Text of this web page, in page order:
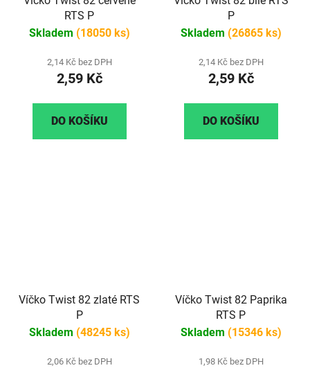
RTS P
Skladem (18050 ks)
2,14 Kč bez DPH
2,59 Kč
DO KOŠÍKU
P
Skladem (26865 ks)
2,14 Kč bez DPH
2,59 Kč
DO KOŠÍKU
Víčko Twist 82 zlaté RTS
P
Skladem (48245 ks)
2,06 Kč bez DPH
Víčko Twist 82 Paprika
RTS P
Skladem (15346 ks)
1,98 Kč bez DPH